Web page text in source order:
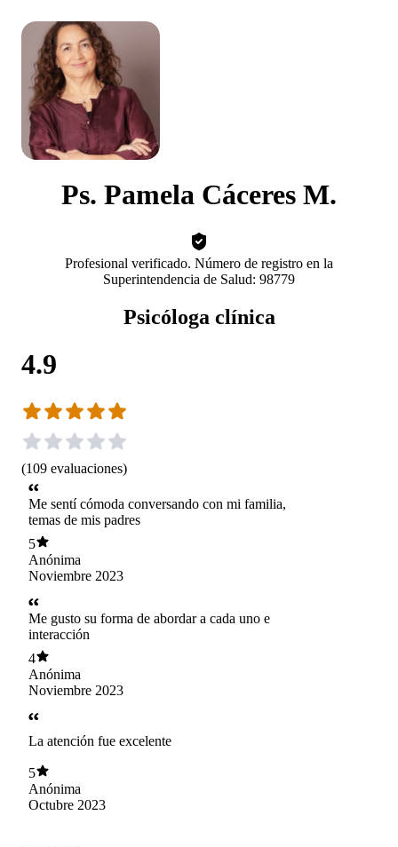
Ps. Pamela Cáceres M.
Profesional verificado. Número de registro en la
Superintendencia de Salud: 98779
Psicóloga clínica
4.9
(109 evaluaciones)
Me sentí cómoda conversando con mi familia,
temas de mis padres
5
Anónima
Noviembre 2023
Me gusto su forma de abordar a cada uno e
interacción
4
Anónima
Noviembre 2023
La atención fue excelente
5
Anónima
Octubre 2023